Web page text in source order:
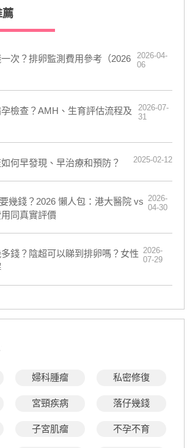
薦
次？排卵監測費用參考（2026
2026-04-
06
檢查？AMH、生育評估流程及
2026-07-
31
何早發現、早治療和預防？ 2025-02-12
幾錢？2026 懶人包：港大醫院 vs
同真實評價
2026-
04-30
錢？陰超可以睇到排卵嗎？女性 2026-
07-29
婦科腫瘤 私密修復
宮頸疾病 落仔幾錢
子宮肌瘤 不孕不育